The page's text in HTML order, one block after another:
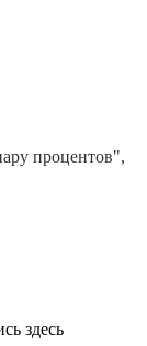
процентов",
здесь